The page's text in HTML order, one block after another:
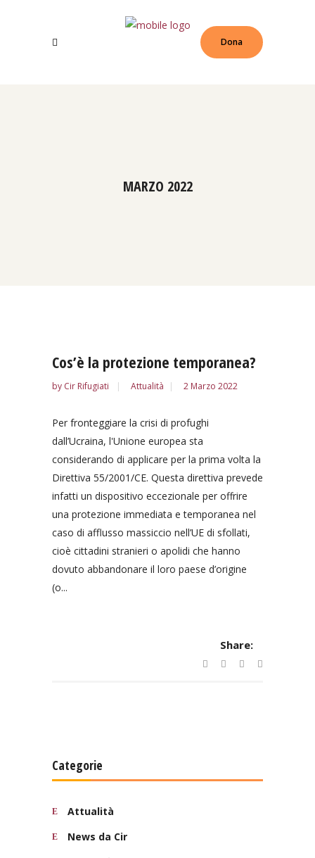
Dona
MARZO 2022
Cos’è la protezione temporanea?
by Cir Rifugiati Attualità 2 Marzo 2022
Per fronteggiare la crisi di profughi
dall’Ucraina, l'Unione europea sta
considerando di applicare per la prima volta la
Direttiva 55/2001/CE. Questa direttiva prevede
infatti un dispositivo eccezionale per offrire
una protezione immediata e temporanea nel
caso di afflusso massiccio nell’UE di sfollati,
cioè cittadini stranieri o apolidi che hanno
dovuto abbandonare il loro paese d’origine
(o...
Share:
Categorie
Attualità
News da Cir